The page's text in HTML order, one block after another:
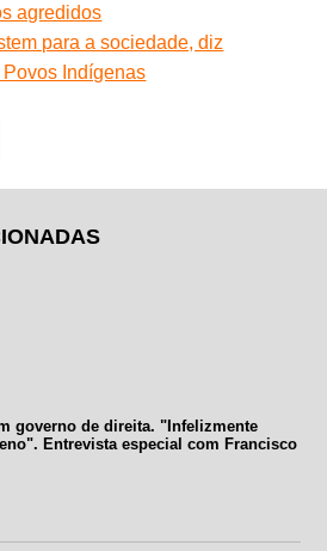
agredidos
para a sociedade, diz
Indígenas
governo de direita. "Infelizmente
Entrevista especial com Francisco